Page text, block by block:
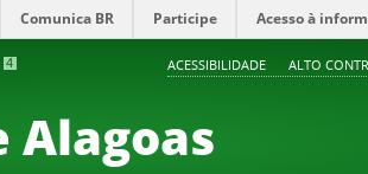
4 ACESSIBILIDADE ALTO
Comunica BR Participe Acesso à